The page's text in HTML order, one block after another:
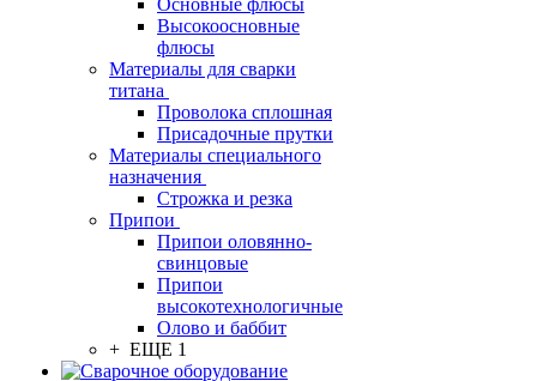
Основные флюсы
Высокоосновные
флюсы
Материалы для сварки
титана
Проволока сплошная
Присадочные прутки
Материалы специального
назначения
Строжка и резка
Припои
Припои оловянно-
свинцовые
Припои
высокотехнологичные
Олово и баббит
+ ЕЩЕ 1